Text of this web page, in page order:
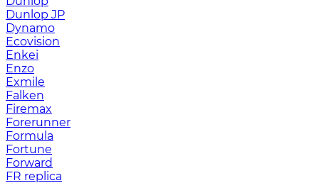
Dunlop JP
Dynamo
Ecovision
Enkei
Enzo
Exmile
Falken
Firemax
Forerunner
Formula
Fortune
Forward
FR replica